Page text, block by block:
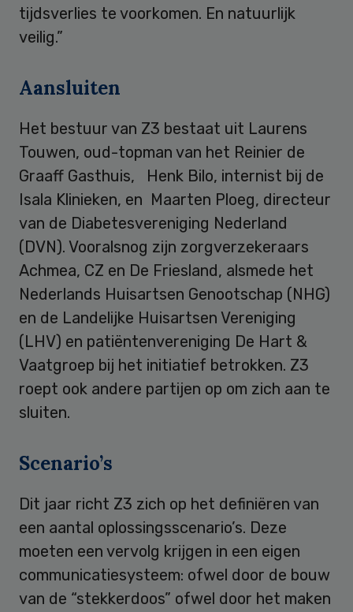
tijdsverlies te voorkomen. En natuurlijk
veilig.”
Aansluiten
Het bestuur van Z3 bestaat uit Laurens
Touwen, oud-topman van het Reinier de
Graaff Gasthuis, Henk Bilo, internist bij de
Isala Klinieken, en Maarten Ploeg, directeur
van de Diabetesvereniging Nederland
(DVN). Vooralsnog zijn zorgverzekeraars
Achmea, CZ en De Friesland, alsmede het
Nederlands Huisartsen Genootschap (NHG)
en de Landelijke Huisartsen Vereniging
(LHV) en patiëntenvereniging De Hart &
Vaatgroep bij het initiatief betrokken. Z3
roept ook andere partijen op om zich aan te
sluiten.
Scenario’s
Dit jaar richt Z3 zich op het definiëren van
een aantal oplossingsscenario’s. Deze
moeten een vervolg krijgen in een eigen
communicatiesysteem: ofwel door de bouw
van de “stekkerdoos” ofwel door het maken